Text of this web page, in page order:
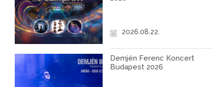
2026.08.22.
Demjén Ferenc Koncert
Budapest 2026